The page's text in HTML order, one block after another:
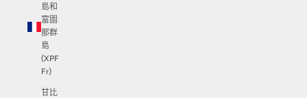
島和
富圖
那群
島
(XPF
Fr)
甘比